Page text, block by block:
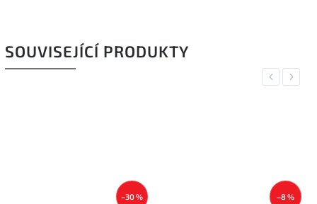
SOUVISEJÍCÍ PRODUKTY
Previous
–30 % –8 %
Next